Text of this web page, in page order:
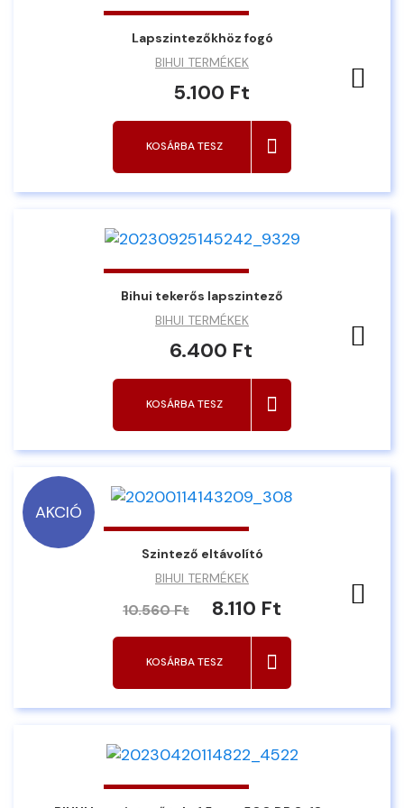
Lapszintezőkhöz fogó
BIHUI TERMÉKEK
5.100 Ft
KOSÁRBA TESZ
Bihui tekerős lapszintező
BIHUI TERMÉKEK
6.400 Ft
KOSÁRBA TESZ
AKCIÓ
Szintező eltávolító
BIHUI TERMÉKEK
10.560 Ft 8.110 Ft
KOSÁRBA TESZ